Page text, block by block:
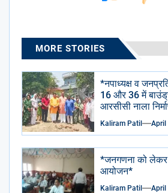
MORE STORIES
*नपाध्यक्ष व
16 और 36 में
आरसीसी नाला
Kaliram Patil April
*जनगणना को लेकर
आयोजन*
Kaliram Patil April